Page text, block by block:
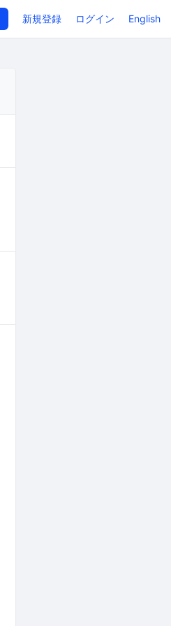
新規登録 ログイン English